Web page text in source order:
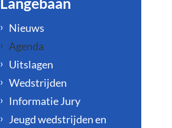
Langebaan
Nieuws
Agenda
Uitslagen
Wedstrijden
Informatie Jury
Jeugd wedstrijden en